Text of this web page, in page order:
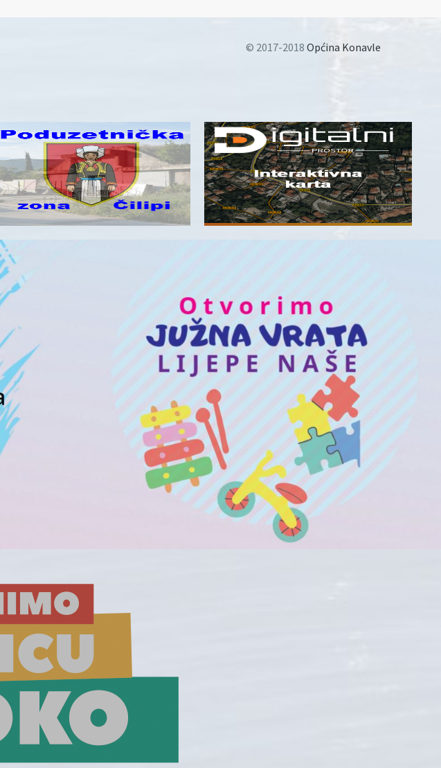
© 2017-2018 Općina Konavle